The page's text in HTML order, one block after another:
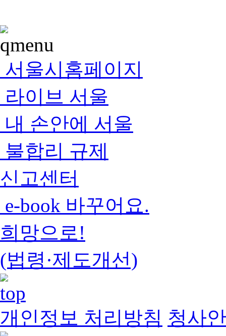
서울시홈페이지
라이브 서울
내 손안에 서울
불합리 규제
신고센터
e-book 바꾸어요.
희망으로!
(법령·제도개선)
개인정보 처리방침 청사